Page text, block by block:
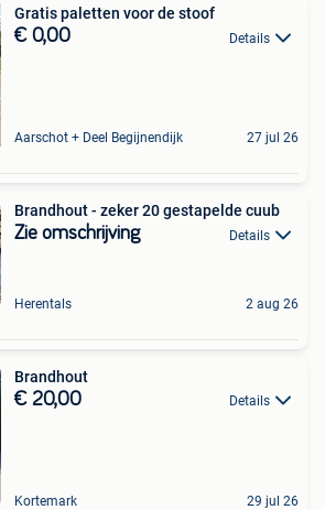
Gratis paletten voor de stoof
€ 0,00 Details
Aarschot + Deel Begijnendijk 27 jul 26
Brandhout - zeker 20 gestapelde cuub
Zie omschrijving Details
Herentals 2 aug 26
Brandhout
€ 20,00 Details
Kortemark 29 jul 26